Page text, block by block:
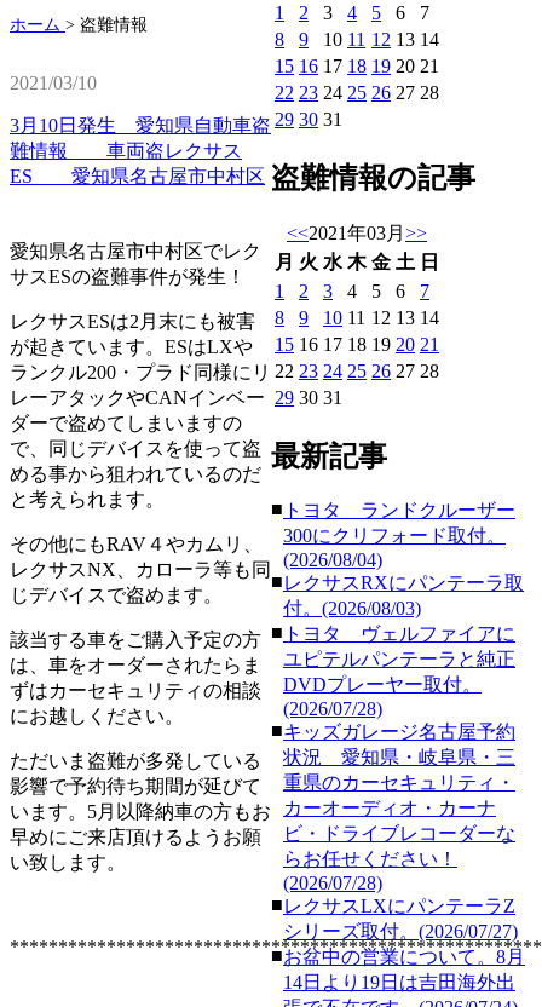
ホーム > 盗難情報
2021/03/10
3月10日発生 愛知県自動車盗
難情報 車両盗レクサス
ES 愛知県名古屋市中村区
愛知県名古屋市中村区でレク
サスESの盗難事件が発生！
レクサスESは2月末にも被害
が起きています。ESはLXや
ランクル200・プラド同様にリ
レーアタックやCANインベー
ダーで盗めてしまいますの
で、同じデバイスを使って盗
める事から狙われているのだ
と考えられます。
その他にもRAV４やカムリ、
レクサスNX、カローラ等も同
じデバイスで盗めます。
該当する車をご購入予定の方
は、車をオーダーされたらま
ずはカーセキュリティの相談
にお越しください。
ただいま盗難が多発している
影響で予約待ち期間が延びて
います。5月以降納車の方もお
早めにご来店頂けるようお願
い致します。
1
2 3 4 5 6
7
8
9 10 11 12 13 14
15 16 17 18 19 20 21
22 23 24 25 26 27 28
29 30 31
盗難情報の記事
<<2021年03月 >>
月 火 水 木 金 土 日
1
2 3 4 5 6
7
8
9 10 11 12 13 14
15 16 17 18 19 20 21
22 23 24 25 26 27 28
29 30 31
最新記事
■ トヨタ ランドクルーザー
300にクリフォード取付。
(2026/08/04)
■レクサスRXにパンテーラ取
付。(2026/08/03)
■ トヨタ ヴェルファイアに
ユピテルパンテーラと純正
DVDプレーヤー取付。
(2026/07/28)
■キッズガレージ名古屋予約
状況 愛知県・岐阜県・三
重県のカーセキュリティ・
カーオーディオ・カーナ
ビ・ドライブレコーダーな
らお任せください！
(2026/07/28)
■レクサスLXにパンテーラZ
シリーズ取付。(2026/07/27)
■お盆中の営業について。8月
14日より19日は吉田海外出